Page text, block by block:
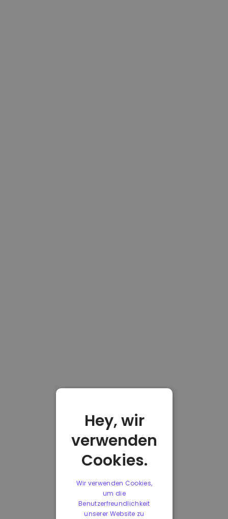
Hey, wir
verwenden
Cookies.
Wir verwenden Cookies,
um die
Benutzerfreundlichkeit
unserer Website zu